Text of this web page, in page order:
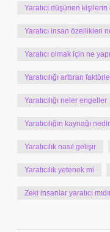
Yaratıcı düşünen
Yaratıcı insan özellikleri
Yaratıcı olmak için ne
Yaratıcılığı arttıran
Yaratıcılığı neler engeller
Yaratıcılığın kaynağı nedir
Yaratıcılık nasıl gelişir
Yaratıcılık yetenek mi
Zeki insanlar yaratıcı